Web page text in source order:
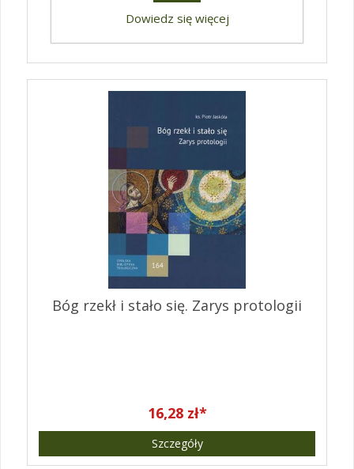
23,10 zł*
Bóg rzekł i stało się. Zarys protologii
16,28 zł*
Szczegóły
Dowiedz się więcej